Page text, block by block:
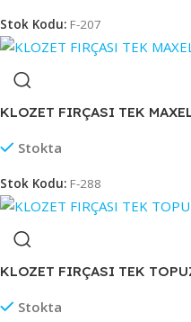
Stok Kodu: F-207
KLOZET FIRÇASI TEK
Stokta
Stok Kodu: F-288
KLOZET FIRÇASI TEK
Stokta